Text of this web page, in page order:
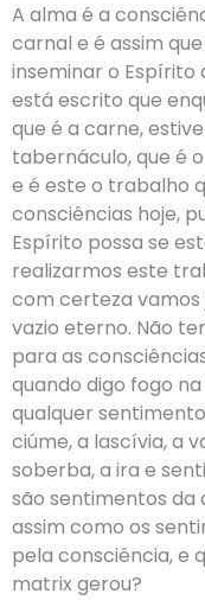
A alma é a
carnal e é assim
inseminar o Espírito
está escrito que
que é a carne,
tabernáculo, que é
e é este o trabalho
consciências hoje,
Espírito possa se
realizarmos este
com certeza vamos
vazio eterno. Não
para as
quando digo fogo
qualquer
ciúme, a lascívia, a
soberba, a ira e
são sentimentos da
assim como os
pela consciência, e
matrix gerou?